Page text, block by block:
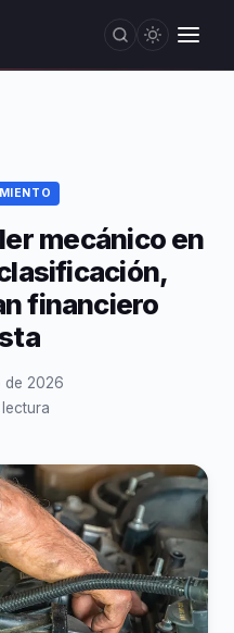
mecánico en
financiero
de 2026
lectura